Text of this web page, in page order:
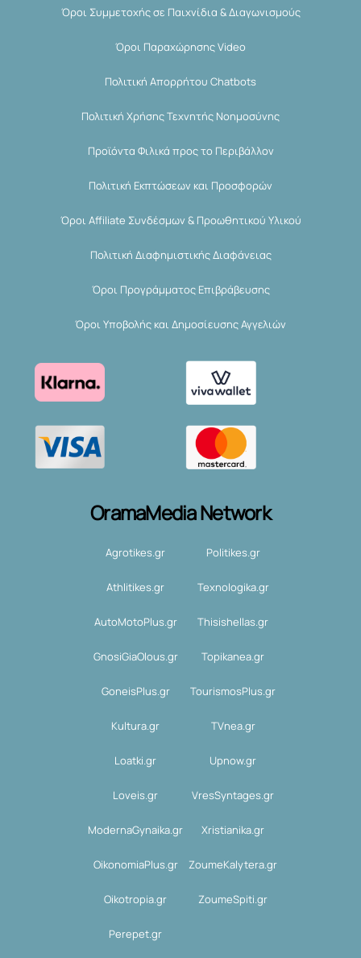
Όροι Συμμετοχής σε Παιχνίδια & Διαγωνισμούς
Όροι Παραχώρησης Video
Πολιτική Απορρήτου Chatbots
Πολιτική Χρήσης Τεχνητής Νοημοσύνης
Προϊόντα Φιλικά προς το Περιβάλλον
Πολιτική Εκπτώσεων και Προσφορών
Όροι Affiliate Συνδέσμων & Προωθητικού Υλικού
Πολιτική Διαφημιστικής Διαφάνειας
Όροι Προγράμματος Επιβράβευσης
Όροι Υποβολής και Δημοσίευσης Αγγελιών
OramaMedia Network
Agrotikes.gr Politikes.gr
Athlitikes.gr Texnologika.gr
AutoMotoPlus.gr Thisishellas.gr
GnosiGiaOlous.gr Topikanea.gr
GoneisPlus.gr TourismosPlus.gr
Kultura.gr TVnea.gr
Loatki.gr Upnow.gr
Loveis.gr VresSyntages.gr
ModernaGynaika.gr Xristianika.gr
OikonomiaPlus.gr ZoumeKalytera.gr
Oikotropia.gr ZoumeSpiti.gr
Perepet.gr